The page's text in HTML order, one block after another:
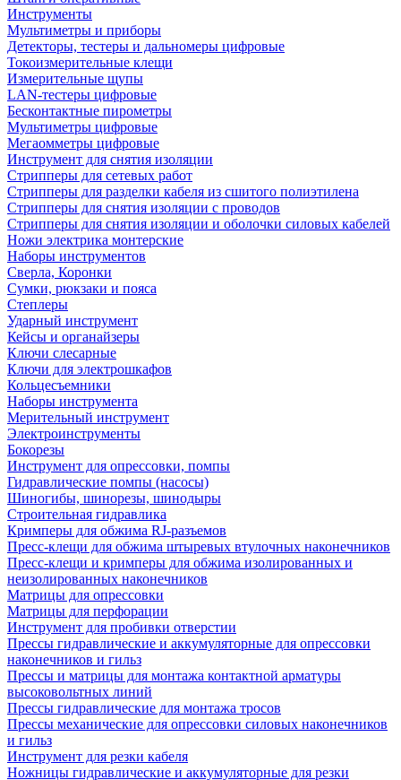
Инструменты
Мультиметры и приборы
Детекторы, тестеры и дальномеры цифровые
Токоизмерительные клещи
Измерительные щупы
LAN-тестеры цифровые
Бесконтактные пирометры
Мультиметры цифровые
Мегаомметры цифровые
Инструмент для снятия изоляции
Стрипперы для сетевых работ
Стрипперы для разделки кабеля из сшитого полиэтилена
Cтрипперы для снятия изоляции с проводов
Стрипперы для снятия изоляции и оболочки силовых кабелей
Ножи электрика монтерские
Наборы инструментов
Сверла, Коронки
Сумки, рюкзаки и пояса
Степлеры
Ударный инструмент
Кейсы и органайзеры
Ключи слесарные
Ключи для электрошкафов
Кольцесъемники
Наборы инструмента
Мерительный инструмент
Электроинструменты
Бокорезы
Инструмент для опрессовки, помпы
Гидравлические помпы (насосы)
Шиногибы, шинорезы, шинодыры
Строительная гидравлика
Кримперы для обжима RJ-разъемов
Пресс-клещи для обжима штыревых втулочных наконечников
Пресс-клещи и кримперы для обжима изолированных и
неизолированных наконечников
Матрицы для опрессовки
Матрицы для перфорации
Инструмент для пробивки отверстии
Прессы гидравлические и аккумуляторные для опрессовки
наконечников и гильз
Прессы и матрицы для монтажа контактной арматуры
высоковольтных линий
Прессы гидравлические для монтажа тросов
Прессы механические для опрессовки силовых наконечников
и гильз
Инструмент для резки кабеля
Ножницы гидравлические и аккумуляторные для резки